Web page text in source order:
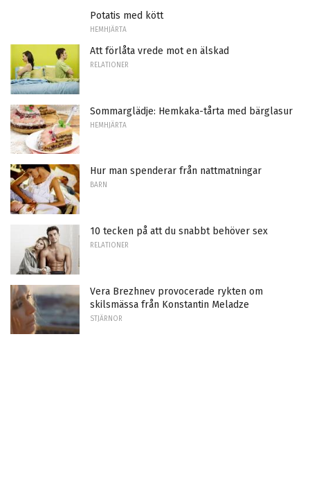
Potatis med kött
HEMHJÄRTA
Att förlåta vrede mot en älskad
RELATIONER
Sommarglädje: Hemkaka-tårta med bärglasur
HEMHJÄRTA
Hur man spenderar från nattmatningar
BARN
10 tecken på att du snabbt behöver sex
RELATIONER
Vera Brezhnev provocerade rykten om
skilsmässa från Konstantin Meladze
STJÄRNOR